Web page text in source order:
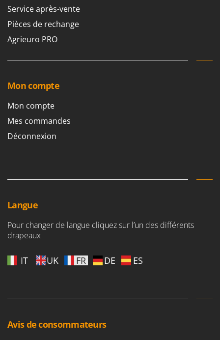
Service après-vente
Pièces de rechange
Agrieuro PRO
Mon compte
Mon compte
Mes commandes
Déconnexion
Langue
Pour changer de langue cliquez sur l’un des différents
drapeaux
IT UK FR DE ES
Avis de consommateurs